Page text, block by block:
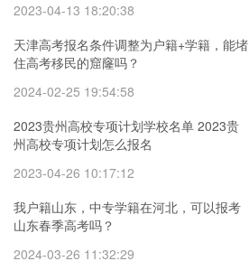
2023-04-13 18:20:38
天津高考报名条件调整为户籍+学籍，能堵
住高考移民的窟窿吗？
2024-02-25 19:54:58
2023贵州高校专项计划学校名单 2023贵
州高校专项计划怎么报名
2023-04-26 10:17:12
我户籍山东，中专学籍在河北，可以报考
山东春季高考吗？
2024-03-26 11:32:29